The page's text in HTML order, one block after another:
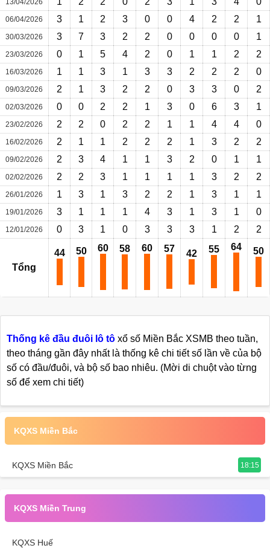
13/04/2026
06/04/2026 3 1 2 3 0 0 4 2 2 1
30/03/2026 3 7 3 2 2 0 0 0 0 1
23/03/2026 0 1 5 4 2 0 1 1 2 2
16/03/2026 1 1 3 1 3 3 2 2 2 0
09/03/2026 2 1 3 2 2 0 3 3 0 2
02/03/2026 0 0 2 2 1 3 0 6 3 1
23/02/2026 2 2 0 2 2 1 1 4 4 0
16/02/2026 2 1 1 2 2 2 1 3 2 2
09/02/2026 2 3 4 1 1 3 2 0 1 1
02/02/2026 2 2 3 1 1 1 1 3 2 2
26/01/2026 1 3 1 3 2 2 1 3 1 1
19/01/2026 3 1 1 1 4 3 1 3 1 0
12/01/2026 0 3 1 0 3 3 3 1 2 2
Tổng
44 50 60 58 60 57 42 55 64 50
Thống kê đầu đuôi lô tô xổ số Miền Bắc XSMB theo tuần,
theo tháng gần đây nhất là thống kê chi tiết số lần về của bộ
số có đầu/đuôi, và bộ số bao nhiêu. (Mời di chuột vào từng
số để xem chi tiết)
KQXS Miền Bắc
KQXS Miền Bắc 18:15
KQXS Miền Trung
KQXS Huế